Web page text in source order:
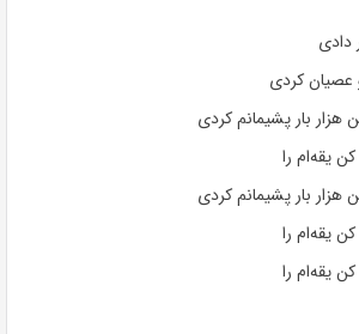
دادی
عصیان کردی
بار پشیمانم کردی
یقه‌ام را
بار پشیمانم کردی
یقه‌ام را
یقه‌ام را